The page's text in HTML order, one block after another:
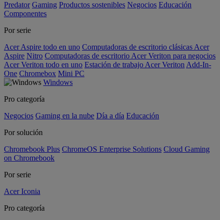
Predator Gaming Productos sostenibles Negocios Educación
Componentes
Por serie
Acer Aspire todo en uno Computadoras de escritorio clásicas Acer
Aspire Nitro Computadoras de escritorio Acer Veriton para negocios
Acer Veriton todo en uno Estación de trabajo Acer Veriton Add-In-
One Chromebox Mini PC
Windows
Pro categoría
Negocios Gaming en la nube Día a día Educación
Por solución
Chromebook Plus ChromeOS Enterprise Solutions Cloud Gaming
on Chromebook
Por serie
Acer Iconia
Pro categoría